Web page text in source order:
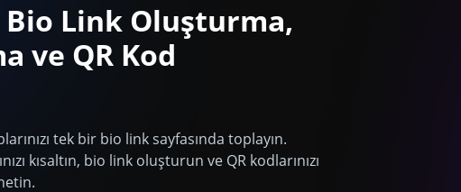
Link Oluşturma,
ve QR Kod
tek bir bio link sayfasında toplayın.
kısaltın, bio link oluşturun ve QR kodlarınızı